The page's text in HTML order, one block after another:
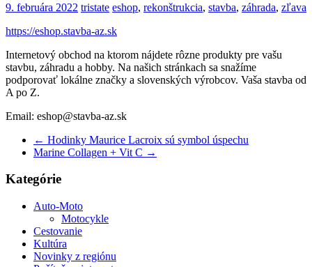
9. februára 2022 tristate eshop, rekonštrukcia, stavba, záhrada, zľava
https://eshop.stavba-az.sk
Internetový obchod na ktorom nájdete rôzne produkty pre vašu
stavbu, záhradu a hobby. Na našich stránkach sa snažíme
podporovať lokálne značky a slovenských výrobcov. Vaša stavba od
A po Z.
Email: eshop@stavba-az.sk
← Hodinky Maurice Lacroix sú symbol úspechu
Marine Collagen + Vit C →
Kategórie
Auto-Moto
Motocykle
Cestovanie
Kultúra
Novinky z regiónu